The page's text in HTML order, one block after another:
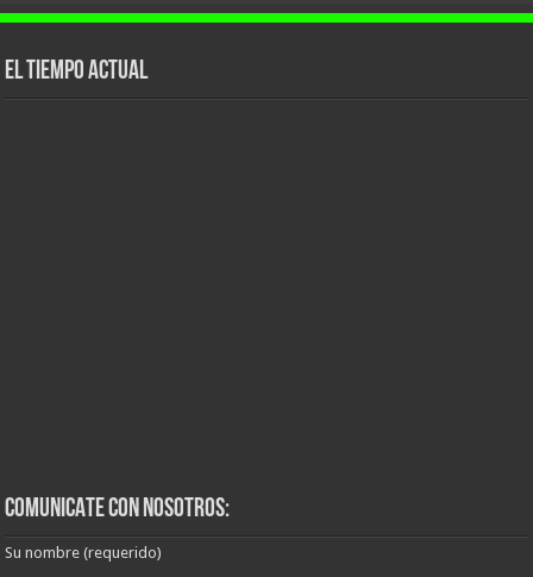
El tiempo actual
COMUNICATE CON NOSOTROS:
Su nombre (requerido)